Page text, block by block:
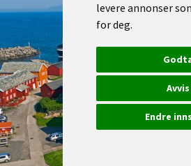
levere annonser
for deg.
Endre